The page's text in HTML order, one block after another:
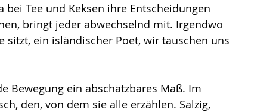
Tee und Keksen ihre Entscheidungen
bringt jeder abwechselnd mit. Irgendwo
sitzt, ein isländischer Poet, wir tauschen uns
Bewegung ein abschätzbares Maß. Im
den, von dem sie alle erzählen. Salzig,